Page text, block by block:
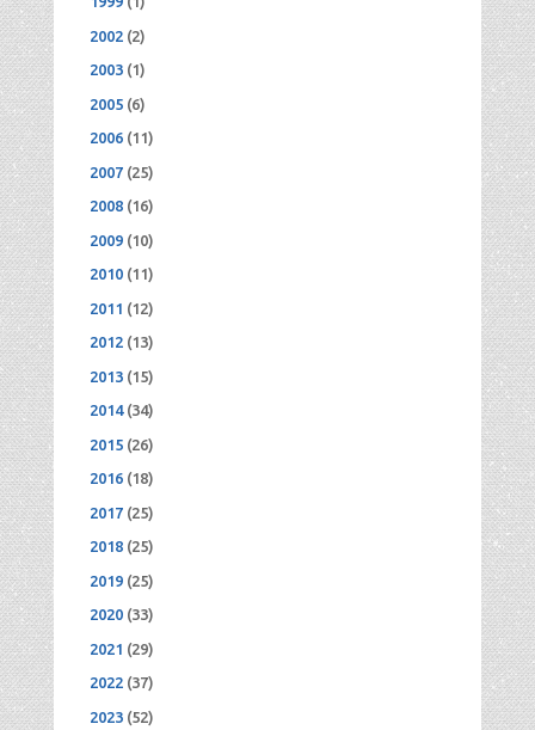
2002(2)
2003(1)
2005(6)
2006(11)
2007(25)
2008(16)
2009(10)
2010(11)
2011 (12)
2012(13)
2013(15)
2014(34)
2015(26)
2016(18)
2017(25)
2018(25)
2019(25)
2020(33)
2021 (29)
2022(37)
2023(52)